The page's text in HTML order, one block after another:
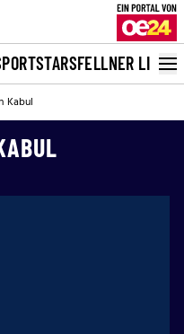
STARSFELLNER LIVE
Kabul